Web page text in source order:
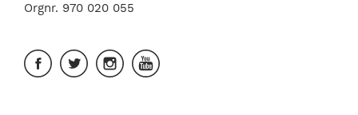
Orgnr. 970 020 055